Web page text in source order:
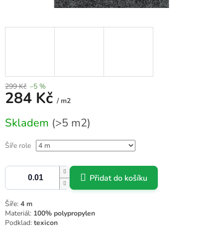
299 Kč –5 %
284 Kč / m2
cena:
Skladem (>5 m2)
Šíře role
Přidat do košíku
Šíře: 4 m
Materiál: 100% polypropylen
Podklad: texicon